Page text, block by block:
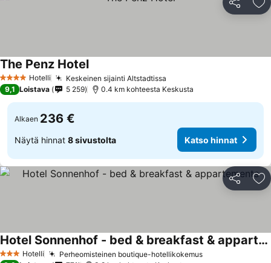
Jaa
4 Tähtiluokitus
Hotelli Keskeinen sijainti Altstadtissa
The Penz Hotel
9,1 Loistava 5 259 0.4 km kohteesta Keskusta
Alkaen 236 €
Näytä hinnat 8 sivustolta Katso hinnat
Jaa
3 Tähtiluokitus
Hotelli Perheomisteinen boutique-hotellikokemus
Hotel Sonnenhof - bed & breakfast & appartements